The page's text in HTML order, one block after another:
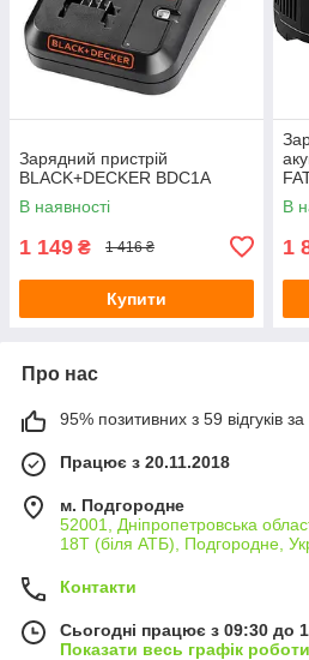
Зарядний пристрій
BLACK+DECKER BDC1A
В наявності
1 149 ₴ 1 416 ₴
Купити
В
1
Про нас
95% позитивних з 59 відгуків за
Працює з 20.11.2018
м. Подгородне
52001, Дніпропетровська
18Т (біля АТБ), Подгородне,
Контакти
Сьогодні працює з 09:30 до
Показати весь графік роботи